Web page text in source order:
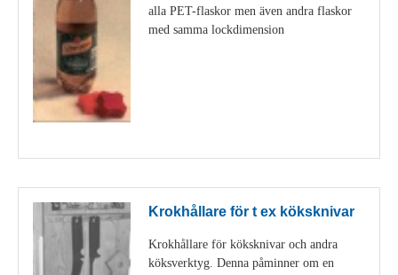
alla PET-flaskor men även andra flaskor
med samma lockdimension
Krokhållare för t ex köksknivar
Krokhållare för köksknivar och andra
köksverktyg. Denna påminner om en